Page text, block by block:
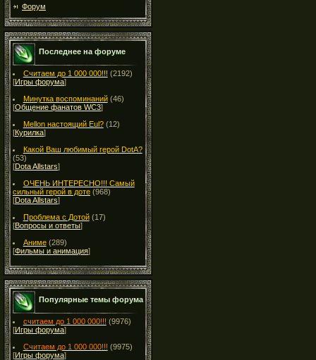
Форум
Последнее на форуме
Считаем до 1 000 000!!! (2192)
[Игры форума]
Минутка воспоминаний (46)
[Общение фанатов WC3]
Mellon настоящий Eul? (12)
[Курилка]
Какой Ваш любимый герой DotA?
(53)
[Dota Allstars]
ОЧЕНЬ ИНТЕРЕСНО!!! Самый
сильный герой в доте (968)
[Dota Allstars]
Проблема с Дотой (17)
[Вопросы и ответы]
Аниме (289)
[Фильмы и анимация]
Популярные темы форума
считаем до 1 000 000!!! (9976)
[Игры форума]
Считаем до 1 000 000!!! (9975)
[Игры форума]